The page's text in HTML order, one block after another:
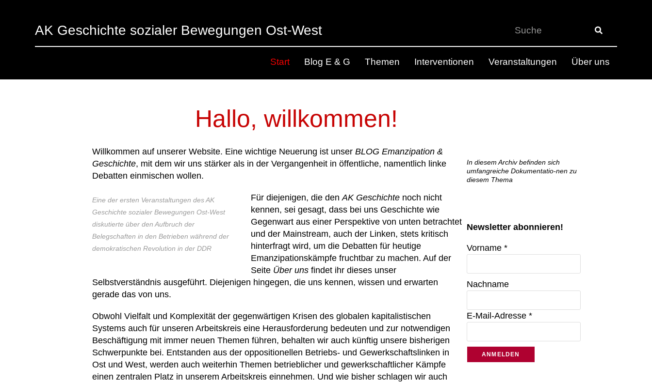
AK Geschichte sozialer Bewegungen Ost-West
Start Blog E & G Themen Interventionen Veranstaltungen Über uns
Hallo, willkommen!
Willkommen auf unserer Website. Eine wichtige Neuerung ist unser BLOG Emanzipation &
Geschichte, mit dem wir uns stärker als in der Vergangenheit in öffentliche, namentlich linke
Debatten einmischen wollen.
Eine der ersten Veranstaltungen des AK
Geschichte sozialer Bewegungen Ost-West
diskutierte über den Aufbruch der
Belegschaften in den Betrieben während der
demokratischen Revolution in der DDR
Für diejenigen, die denAK Geschichte noch nicht
kennen, sei gesagt, dass bei uns Geschichte wie
Gegenwart aus einer Perspektive von unten betrachtet
und der Mainstream, auch der Linken, stets kritisch
hinterfragt wird, um die Debatten für heutige
Emanzipationskämpfe fruchtbar zu machen. Auf der
Seite Über uns findet ihr dieses unser
Selbstverständnis ausgeführt. Diejenigen hingegen, die uns kennen, wissen und erwarten
gerade das von uns.
Obwohl Vielfalt und Komplexität der gegenwärtigen Krisen des globalen kapitalistischen
Systems auch für unseren Arbeitskreis eine Herausforderung bedeuten und zur notwendigen
Beschäftigung mit immer neuen Themen führen, behalten wir auch künftig unsere bisherigen
Schwerpunkte bei. Entstanden aus der oppositionellen Betriebs- und Gewerkschaftslinken in
Ost und West, werden auch weiterhin Themen betrieblicher und gewerkschaftlicher Kämpfe
einen zentralen Platz in unserem Arbeitskreis einnehmen. Und wie bisher schlagen wir auch
In diesem Archiv befinden sich
umfangreiche Dokumentatio-nen zu
diesem Thema
Newsletter abonnieren!
Vorname *
Nachname
E-Mail-Adresse *
Bitte lasse dieses Feld leer.